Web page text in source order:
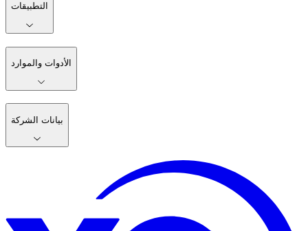
التطبيقات
الأدوات والموارد
بيانات الشركة